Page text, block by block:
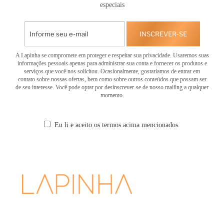
especiais
INSCREVER-SE
A Lapinha se compromete em proteger e respeitar sua privacidade. Usaremos suas
informações pessoais apenas para administrar sua conta e fornecer os produtos e
serviços que você nos solicitou. Ocasionalmente, gostaríamos de entrar em
contato sobre nossas ofertas, bem como sobre outros conteúdos que possam ser
de seu interesse. Você pode optar por desinscrever-se de nosso mailing a qualquer
momento.
Eu li e aceito os termos acima mencionados.